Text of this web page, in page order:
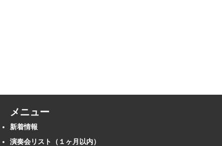
メニュー
新着情報
演奏会リスト（１ヶ月以内）